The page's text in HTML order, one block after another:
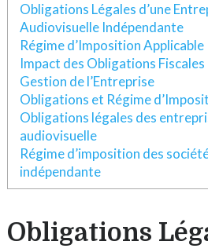
Obligations Légales d’une
Audiovisuelle Indépendante
Régime d’Imposition Applicable
Impact des Obligations Fiscales
Gestion de l’Entreprise
Obligations et Régime
Obligations légales des
audiovisuelle
Régime d’imposition des
indépendante
Obligations